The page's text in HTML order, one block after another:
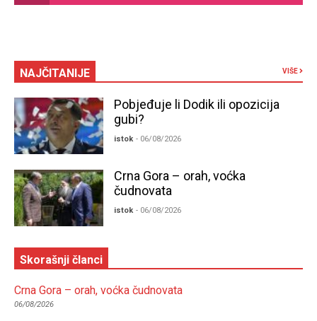
NAJČITANIJE VIŠE
Pobjeđuje li Dodik ili opozicija
gubi?
istok - 06/08/2026
Crna Gora – orah, voćka
čudnovata
istok - 06/08/2026
Skorašnji članci
Crna Gora – orah, voćka čudnovata
06/08/2026